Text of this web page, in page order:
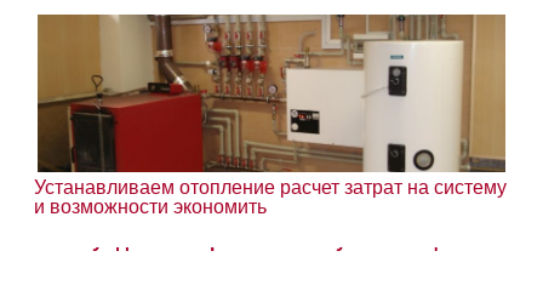
Устанавливаем отопление расчет затрат на систему
и возможности экономить